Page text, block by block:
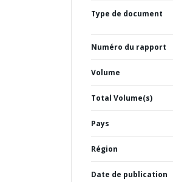
Type de document
Numéro du rapport
Volume
Total Volume(s)
Pays
Région
Date de publication